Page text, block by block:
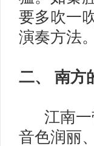
要多吹一
演奏方法。
二、 南方
江南一
音色润丽